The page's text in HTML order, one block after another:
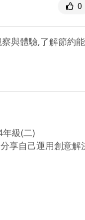
0
與體驗,了解節約
級(二)
享自己運用創意解